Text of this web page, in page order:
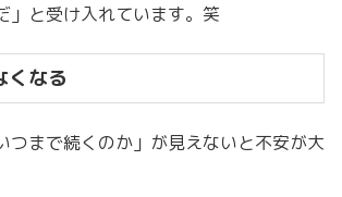
」と受け入れています。笑
くなる
つまで続くのか」が見えないと不安が大